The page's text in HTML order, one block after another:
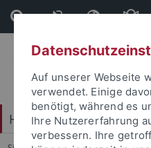
Direkt
zum
Inhalt
Direkt
zur
Fußleiste
Hochschulsport
Auf unserer Webseite
verwendet. Einige
benötigt, während es
Ihre Nutzererfahrung
verbessern. Ihre